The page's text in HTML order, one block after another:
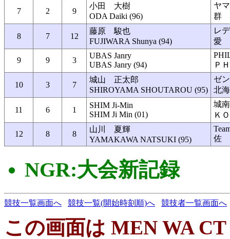
7 2 9
小田 大樹
ODA Daiki (96)
ヤ
群
8 7 12
藤原 駿也
FUJIWARA Shunya (94)
レ
愛
9 9 3
UBAS Janry
UBAS Janry (94)
Ｐ
10 3 7
城山 正太郎
SHIROYAMA SHOUTAROU (95)
ゼ
北
11 6 1
SHIM Ji-Min
SHIM Ji Min (01)
城
Ｋ
12 8 8
山川 夏輝
YAMAKAWA NATSUKI (95)
佐
NGR:大会新記録
競技一覧画面へ 競技一覧(開始時刻順)へ 競技者一覧画面へ
この画面は MEN WA